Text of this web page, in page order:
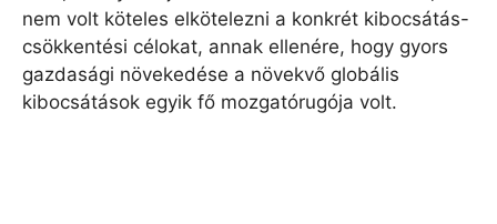
nem volt köteles elkötelezni a konkrét kibocsátás-
csökkentési célokat, annak ellenére, hogy gyors
gazdasági növekedése a növekvő globális
kibocsátások egyik fő mozgatórugója volt.